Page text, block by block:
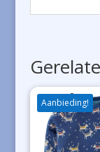
Aanbieding!